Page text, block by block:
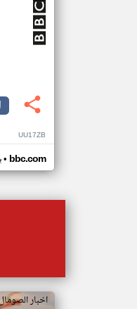
UU17ZB
• bbc.com
اخبار